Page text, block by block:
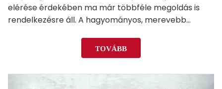
elérése érdekében ma már többféle megoldás is
rendelkezésre áll. A hagyományos, merevebb
nyernek a levehető és újrafelhasználható
szigetelőpaplanok. Nagy előnyük a hagyományos,
TOVÁBB